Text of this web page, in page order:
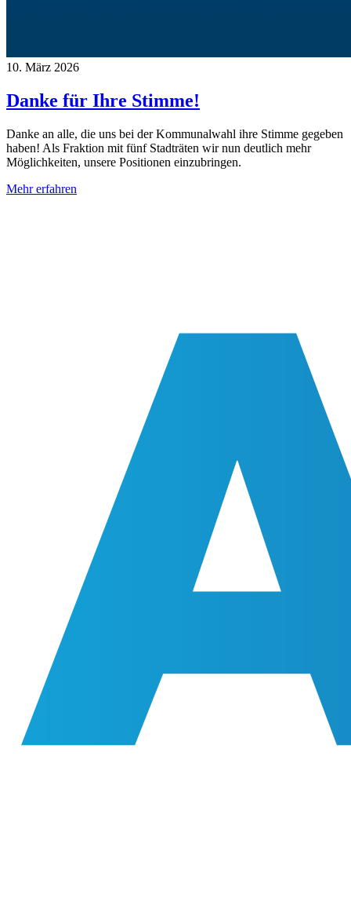
10. März 2026
Danke für Ihre Stimme!
Danke an alle, die uns bei der Kommunalwahl ihre Stimme gegeben
haben! Als Fraktion mit fünf Stadträten wir nun deutlich mehr
Möglichkeiten, unsere Positionen einzubringen.
Mehr erfahren